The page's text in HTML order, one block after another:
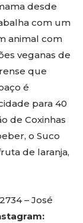
desde
com um
animal com
veganas de
que
é
para 40
de Coxinhas
o Suco
de laranja,
– José